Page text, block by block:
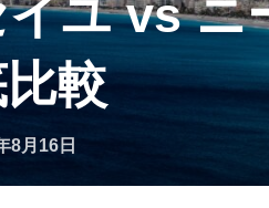
ユ vs ニ
較
8月16日